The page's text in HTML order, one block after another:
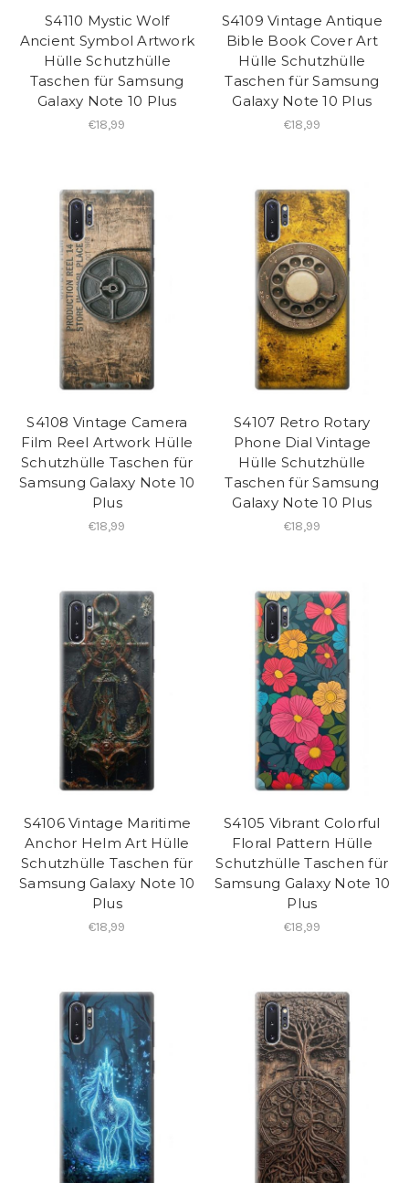
S4110 Mystic Wolf
Ancient Symbol Artwork
Hülle Schutzhülle
Taschen für Samsung
Galaxy Note 10 Plus
€18,99
S4109 Vintage Antique
Bible Book Cover Art
Hülle Schutzhülle
Taschen für Samsung
Galaxy Note 10 Plus
€18,99
S4108 Vintage Camera
Film Reel Artwork Hülle
Schutzhülle Taschen für
Samsung Galaxy Note 10
Plus
€18,99
S4107 Retro Rotary
Phone Dial Vintage
Hülle Schutzhülle
Taschen für Samsung
Galaxy Note 10 Plus
€18,99
S4106 Vintage Maritime
Anchor Helm Art Hülle
Schutzhülle Taschen für
Samsung Galaxy Note 10
Plus
€18,99
S4105 Vibrant Colorful
Floral Pattern Hülle
Schutzhülle Taschen für
Samsung Galaxy Note 10
Plus
€18,99